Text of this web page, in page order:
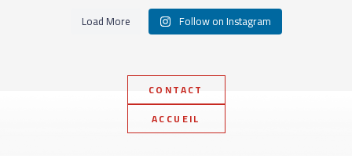
Load More Follow on Instagram
CONTACT
ACCUEIL